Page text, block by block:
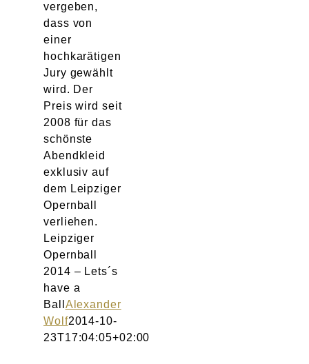
vergeben,
dass von
einer
hochkarätigen
Jury gewählt
wird. Der
Preis wird seit
2008 für das
schönste
Abendkleid
exklusiv auf
dem Leipziger
Opernball
verliehen.
Leipziger
Opernball
2014 – Lets´s
have a
Ball Alexander
Wolf2014-10-
23T17:04:05+02:00